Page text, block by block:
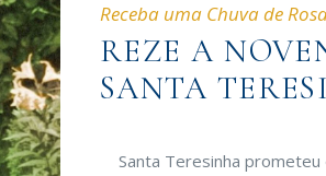
Receba uma Chuva de
REZE A
SANTA
Santa Teresinha prometeu